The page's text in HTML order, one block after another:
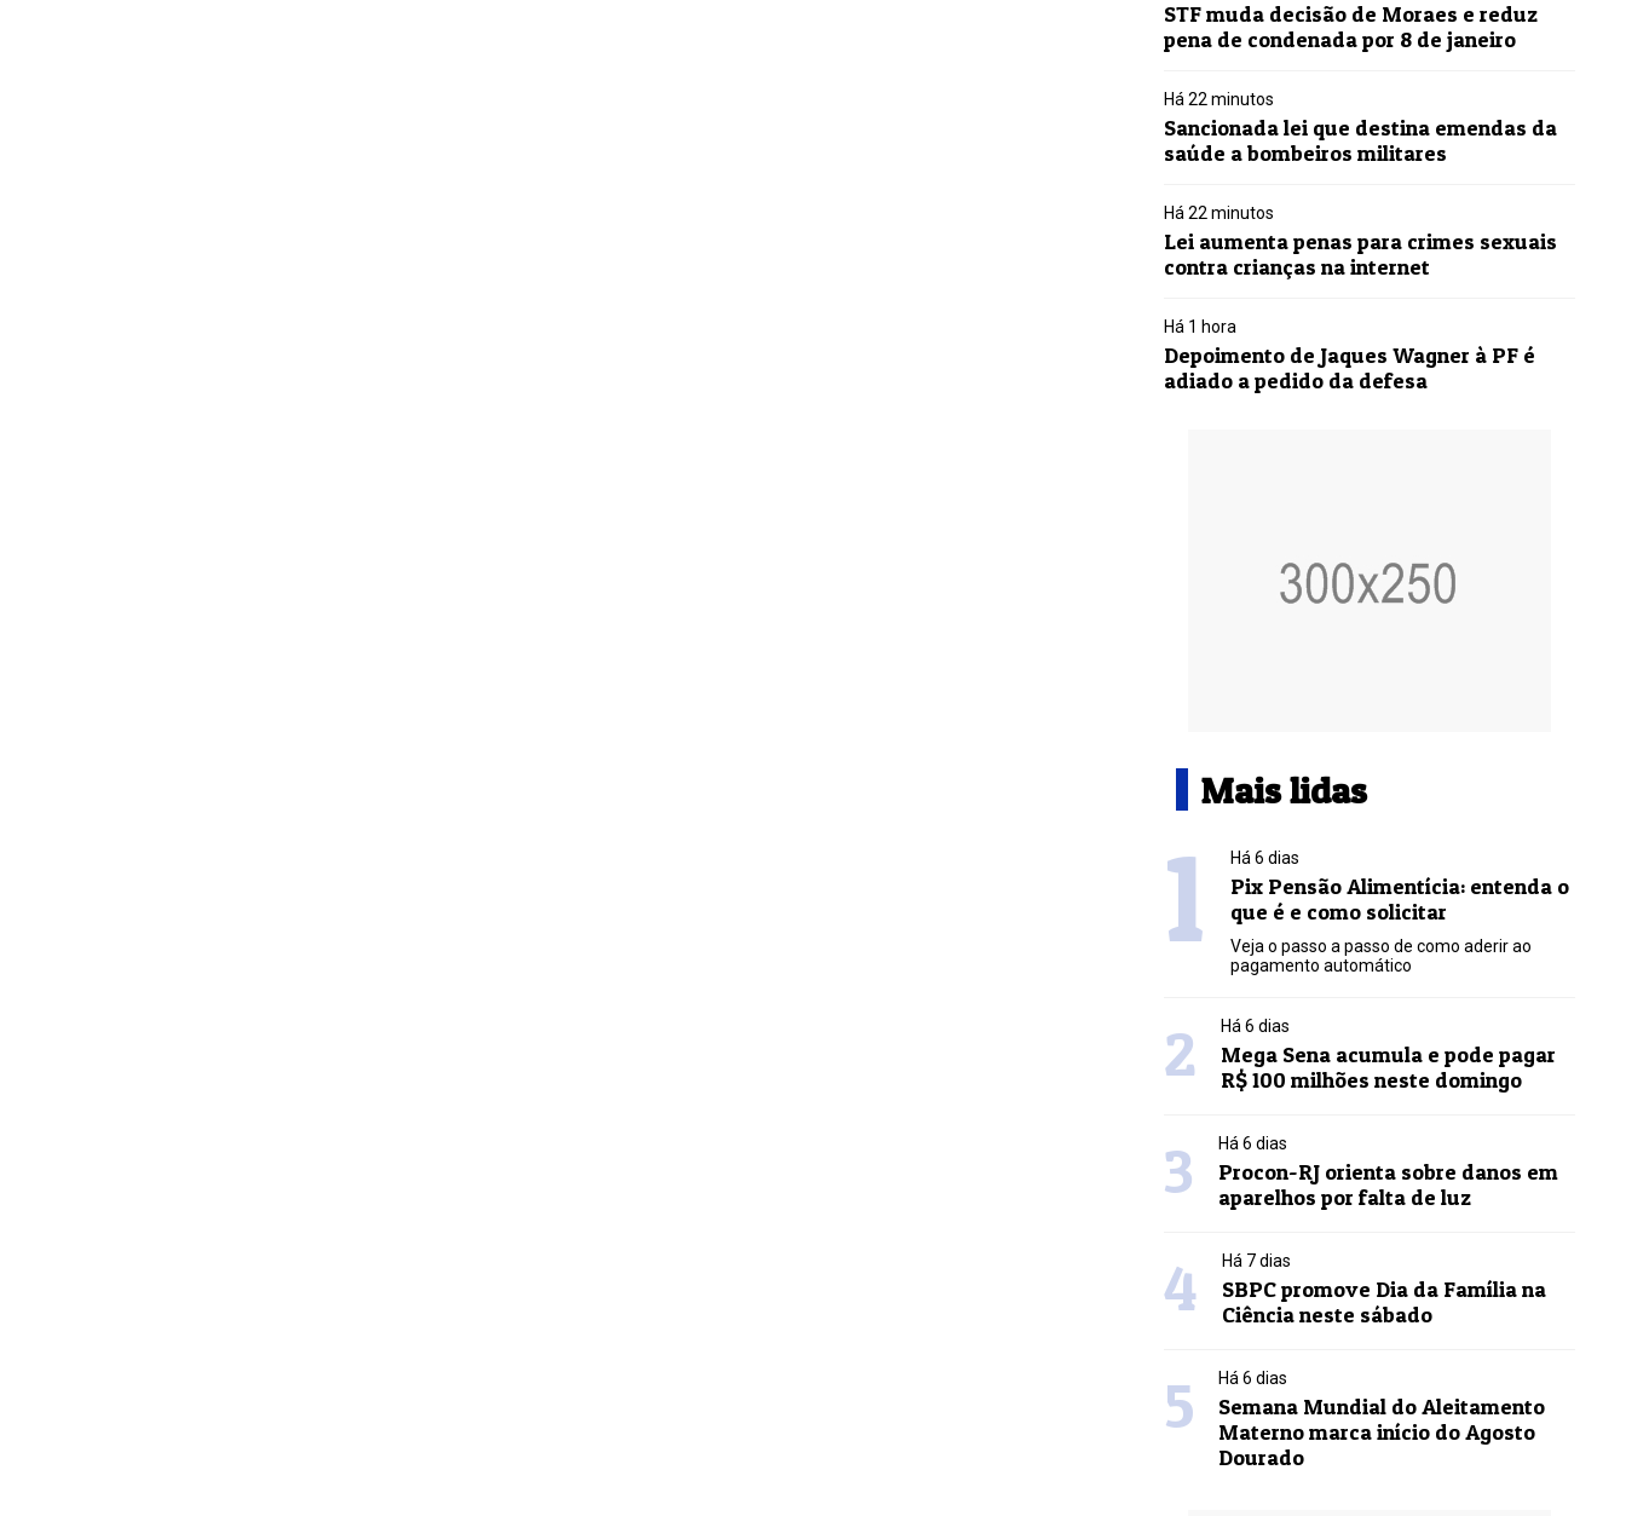
STF muda decisão de Moraes e reduz
pena de condenada por 8 de janeiro
Há 22 minutos
Sancionada lei que destina emendas da
saúde a bombeiros militares
Há 22 minutos
Lei aumenta penas para crimes sexuais
contra crianças na internet
Há 1 hora
Depoimento de Jaques Wagner à PF é
adiado a pedido da defesa
Mais lidas
1 Há 6 dias
Pix Pensão Alimentícia: entenda o
que é e como solicitar
Veja o passo a passo de como aderir ao
pagamento automático
2 Há 6 dias
Mega Sena acumula e pode pagar
R$ 100 milhões neste domingo
3 Há 6 dias
Procon-RJ orienta sobre danos em
aparelhos por falta de luz
4 Há 7 dias
SBPC promove Dia da Família na
Ciência neste sábado
5 Há 6 dias
Semana Mundial do Aleitamento
Materno marca início do Agosto
Dourado